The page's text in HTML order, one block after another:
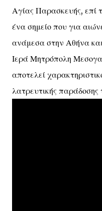
Αγίας Παρασκευής, επί
ένα σημείο που για
ανάμεσα στην Αθήνα
Ιερά Μητρόπολη
αποτελεί
λατρευτικής παράδοσης